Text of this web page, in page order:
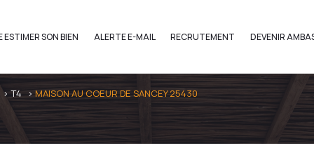
ESTIMER SON BIEN ALERTE E-MAIL RECRUTEMENT DEVENIR
Voir les1annonces
T4 MAISON AU COEUR DE SANCEY 25430